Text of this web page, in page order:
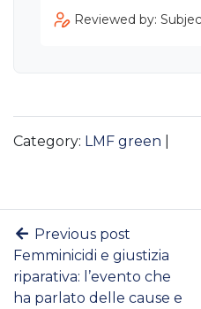
Reviewed by:
Category: LMF green
Previous post
Femminicidi e giustizia
riparativa: l’evento che
ha parlato delle cause e